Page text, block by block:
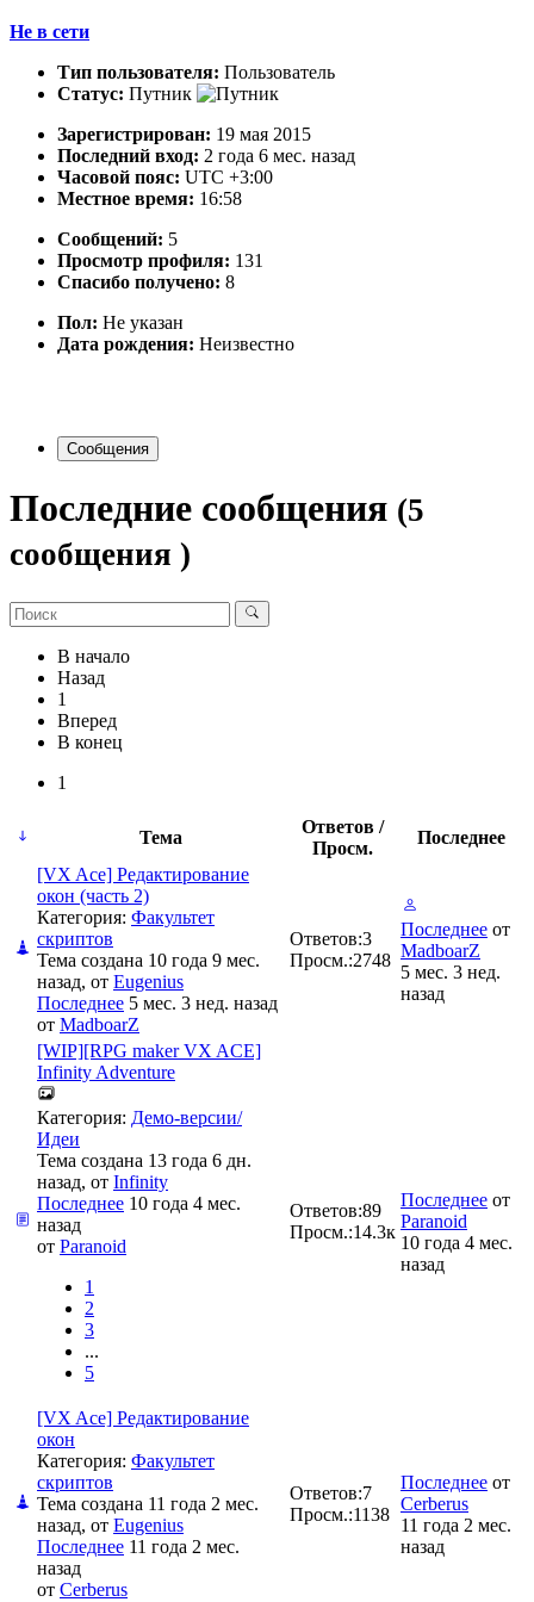
Не в сети
Тип пользователя: Пользователь
Статус: Путник
Зарегистрирован: 19 мая 2015
Последний вход: 2 года 6 мес. назад
Часовой пояс: UTC +3:00
Местное время: 16:58
Сообщений: 5
Просмотр профиля: 131
Спасибо получено: 8
Пол: Не указан
Дата рождения: Неизвестно
Сообщения
Последние сообщения (5
сообщения )
В начало
Назад
1
Вперед
В конец
1
Тема
Ответов /
Просм.
Последнее
[VX Ace] Редактирование
окон (часть 2)
Категория: Факультет
скриптов
Тема создана 10 года 9 мес.
назад, от Eugenius
Последнее 5 мес. 3 нед. назад
от MadboarZ
Ответов:3
Просм.:2748
Последнее от
MadboarZ
5 мес. 3 нед.
назад
[WIP][RPG maker VX ACE]
Infinity Adventure
Категория: Демо-версии/
Идеи
Тема создана 13 года 6 дн.
назад, от Infinity
Последнее 10 года 4 мес.
назад
от Paranoid
1
2
3
...
5
Ответов:89
Просм.:14.3к
Последнее от
Paranoid
10 года 4 мес.
назад
[VX Ace] Редактирование
окон
Категория: Факультет
скриптов
Тема создана 11 года 2 мес.
назад, от Eugenius
Последнее 11 года 2 мес.
назад
от Cerberus
Ответов:7
Просм.:1138
Последнее от
Cerberus
11 года 2 мес.
назад